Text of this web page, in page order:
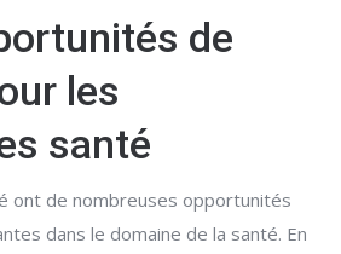
de
les
santé
ont de nombreuses opportunités
dans le domaine de la santé. En